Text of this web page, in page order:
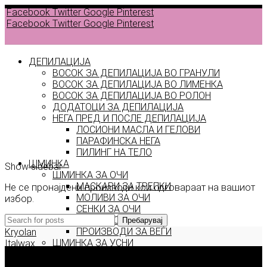
Facebook Twitter Google Pinterest
Facebook Twitter Google Pinterest
ДЕПИЛАЦИЈА
ВОСОК ЗА ДЕПИЛАЦИЈА ВО ГРАНУЛИ
ВОСОК ЗА ДЕПИЛАЦИЈА ВО ЛИМЕНКА
ВОСОК ЗА ДЕПИЛАЦИЈА ВО РОЛОН
ДОДАТОЦИ ЗА ДЕПИЛАЦИЈА
НЕГА ПРЕД И ПОСЛЕ ДЕПИЛАЦИЈА
ЛОСИОНИ МАСЛА И ГЕЛОВИ
ПАРАФИНСКА НЕГА
ПИЛИНГ НА ТЕЛО
ШМИНКА
ШМИНКА ЗА ОЧИ
МАСКАРИ ЗА ТРЕПКИ
МОЛИВИ ЗА ОЧИ
СЕНКИ ЗА ОЧИ
ТУШ ЗА ОЧИ
ПРОИЗВОДИ ЗА ВЕЃИ
ШМИНКА ЗА УСНИ
products
Promise
Show sidebar
Не се пронајдени производи кои одговараат на вашиот
избор.
Пребарувај
Kryolan
Italwax